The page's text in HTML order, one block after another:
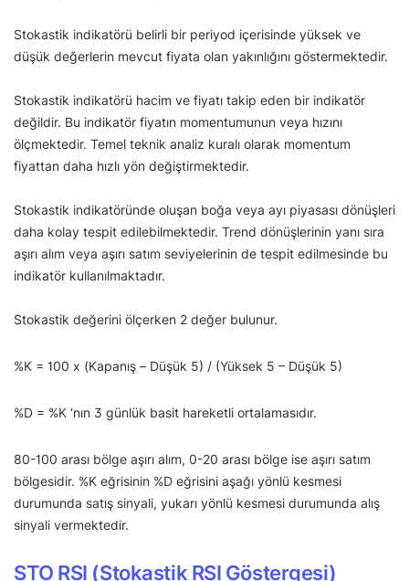
Stokastik indikatörü belirli bir periyod içerisinde yüksek ve
düşük değerlerin mevcut fiyata olan yakınlığını göstermektedir.
Stokastik indikatörü hacim ve fiyatı takip eden bir indikatör
değildir. Bu indikatör fiyatın momentumunun veya hızını
ölçmektedir. Temel teknik analiz kuralı olarak momentum
fiyattan daha hızlı yön değiştirmektedir.
Stokastik indikatöründe oluşan boğa veya ayı piyasası dönüşleri
daha kolay tespit edilebilmektedir. Trend dönüşlerinin yanı sıra
aşırı alım veya aşırı satım seviyelerinin de tespit edilmesinde bu
indikatör kullanılmaktadır.
Stokastik değerini ölçerken 2 değer bulunur.
%K = 100 x (Kapanış – Düşük 5) / (Yüksek 5 – Düşük 5)
%D = %K ‘nın 3 günlük basit hareketli ortalamasıdır.
80-100 arası bölge aşırı alım, 0-20 arası bölge ise aşırı satım
bölgesidir. %K eğrisinin %D eğrisini aşağı yönlü kesmesi
durumunda satış sinyali, yukarı yönlü kesmesi durumunda alış
sinyali vermektedir.
STO RSI (Stokastik RSI Göstergesi)